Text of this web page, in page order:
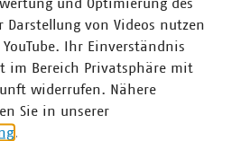
822 Millionen Euro. Künftig
kommunalen Unternehmen den
Anschlüsse für Antennen an ihr
Zahlen Daten Fakten 2023
am Laufen – denn nichts
vor Ort passiert: Unser Beitrag
und Optimierung des
Darstellung von Videos nutzen
Ihr Einverständnis
im Bereich Privatsphäre mit
widerrufen. Nähere
Sie in unserer
.